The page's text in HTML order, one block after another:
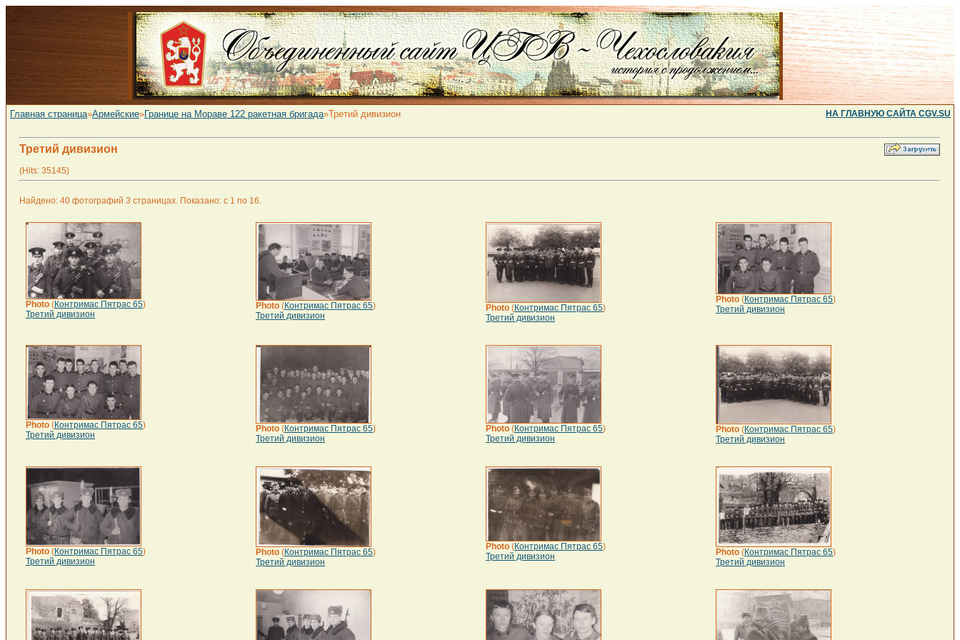
Главная страница»Армейские»Границе на Мораве 122 ракетная бригада»Третий дивизион НА ГЛАВНУЮ САЙТА CGV.SU
Третий дивизион
(Hits: 35145)
Найдено: 40 фотографий 3 страницах. Показано: с 1 по 16.
Photo (Контримас Пятрас 65)
Третий дивизион
Photo (Контримас Пятрас 65)
Третий дивизион
Photo (Контримас Пятрас 65)
Третий дивизион
Photo (Контримас Пятрас 65)
Третий дивизион
Photo (Контримас Пятрас 65)
Третий дивизион
Photo (Контримас Пятрас 65)
Третий дивизион
Photo (Контримас Пятрас 65)
Третий дивизион
Photo (Контримас Пятрас 65)
Третий дивизион
Photo (Контримас Пятрас 65)
Третий дивизион
Photo (Контримас Пятрас 65)
Третий дивизион
Photo (Контримас Пятрас 65)
Третий дивизион
Photo (Контримас Пятрас 65)
Третий дивизион